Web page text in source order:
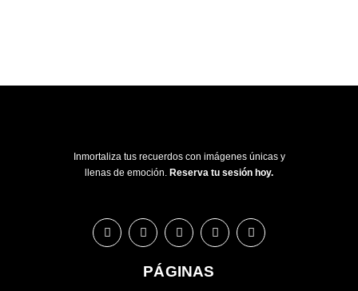
Inmortaliza tus recuerdos con imágenes únicas y
llenas de emoción. Reserva tu sesión hoy.
PÁGINAS